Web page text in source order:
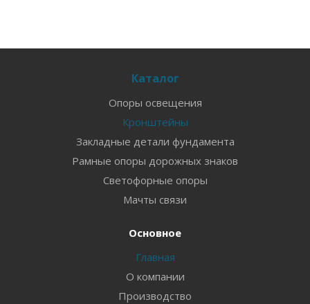
Каталог
Опоры освещения
Кронштейны
Закладные детали фундамента
Рамные опоры дорожных знаков
Светофорные опоры
Мачты связи
Основное
Главная
О компании
Производство